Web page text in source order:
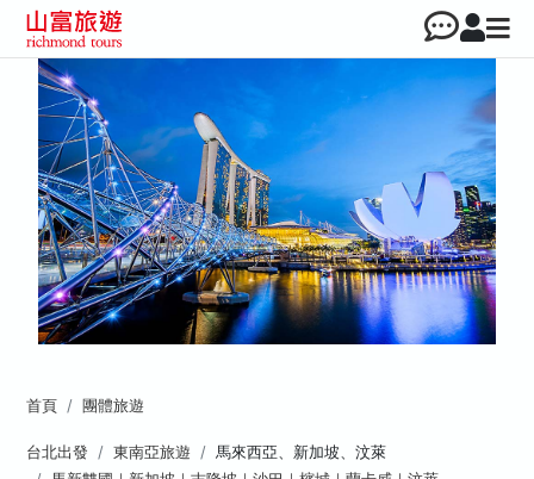
首頁 團體旅遊
台北出發 東南亞旅遊
馬來西亞、新加坡、汶萊